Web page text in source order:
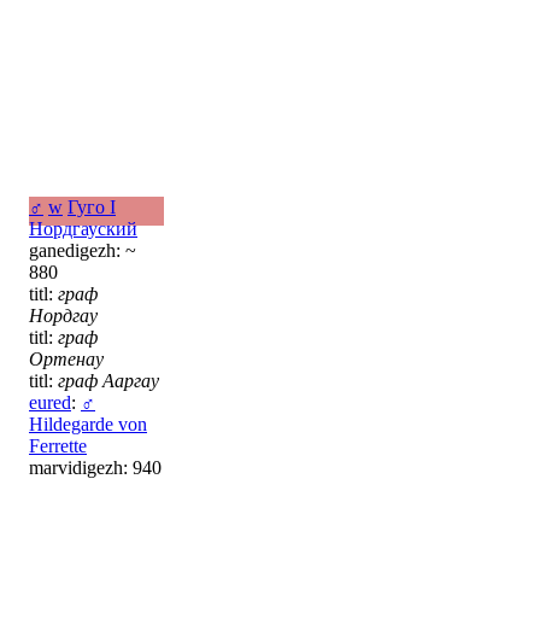
♂ w Гуго I
Нордгауский
ganedigezh: ~
880
titl: граф
Нордгау
titl: граф
Ортенау
titl: граф Ааргау
eured: ♂
Hildegarde von
Ferrette
marvidigezh: 940